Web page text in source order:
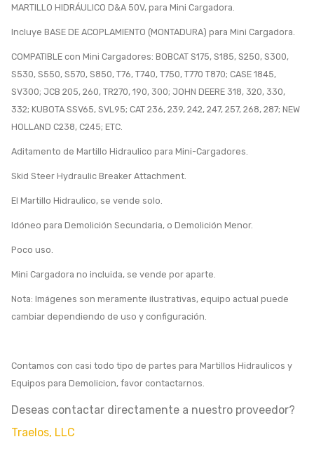
MARTILLO HIDRÁULICO D&A 50V, para Mini Cargadora.
Incluye BASE DE ACOPLAMIENTO (MONTADURA) para Mini Cargadora.
COMPATIBLE con Mini Cargadores: BOBCAT S175, S185, S250, S300,
S530, S550, S570, S850, T76, T740, T750, T770 T870; CASE 1845,
SV300; JCB 205, 260, TR270, 190, 300; JOHN DEERE 318, 320, 330,
332; KUBOTA SSV65, SVL95; CAT 236, 239, 242, 247, 257, 268, 287; NEW
HOLLAND C238, C245; ETC.
Aditamento de Martillo Hidraulico para Mini-Cargadores.
Skid Steer Hydraulic Breaker Attachment.
El Martillo Hidraulico, se vende solo.
Idóneo para Demolición Secundaria, o Demolición Menor.
Poco uso.
Mini Cargadora no incluida, se vende por aparte.
Nota: Imágenes son meramente ilustrativas, equipo actual puede
cambiar dependiendo de uso y configuración.
Contamos con casi todo tipo de partes para Martillos Hidraulicos y
Equipos para Demolicion, favor contactarnos.
Deseas contactar directamente a nuestro proveedor?
Traelos, LLC